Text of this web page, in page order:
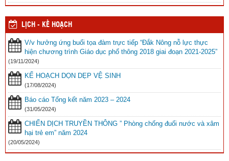
LỊCH - KẾ HOẠCH
V/v hưởng ứng buổi tọa đàm trực tiếp “Đắk Nông nỗ lực thực
hiện chương trình Giáo dục phổ thông 2018 giai đoạn 2021-2025”
(19/11/2024)
KẾ HOẠCH DỌN DẸP VỆ SINH
(17/08/2024)
Báo cáo Tổng kết năm 2023 – 2024
(31/05/2024)
CHIẾN DỊCH TRUYỀN THÔNG ” Phòng chống đuối nước và xâm
hại trẻ em” năm 2024
(20/05/2024)